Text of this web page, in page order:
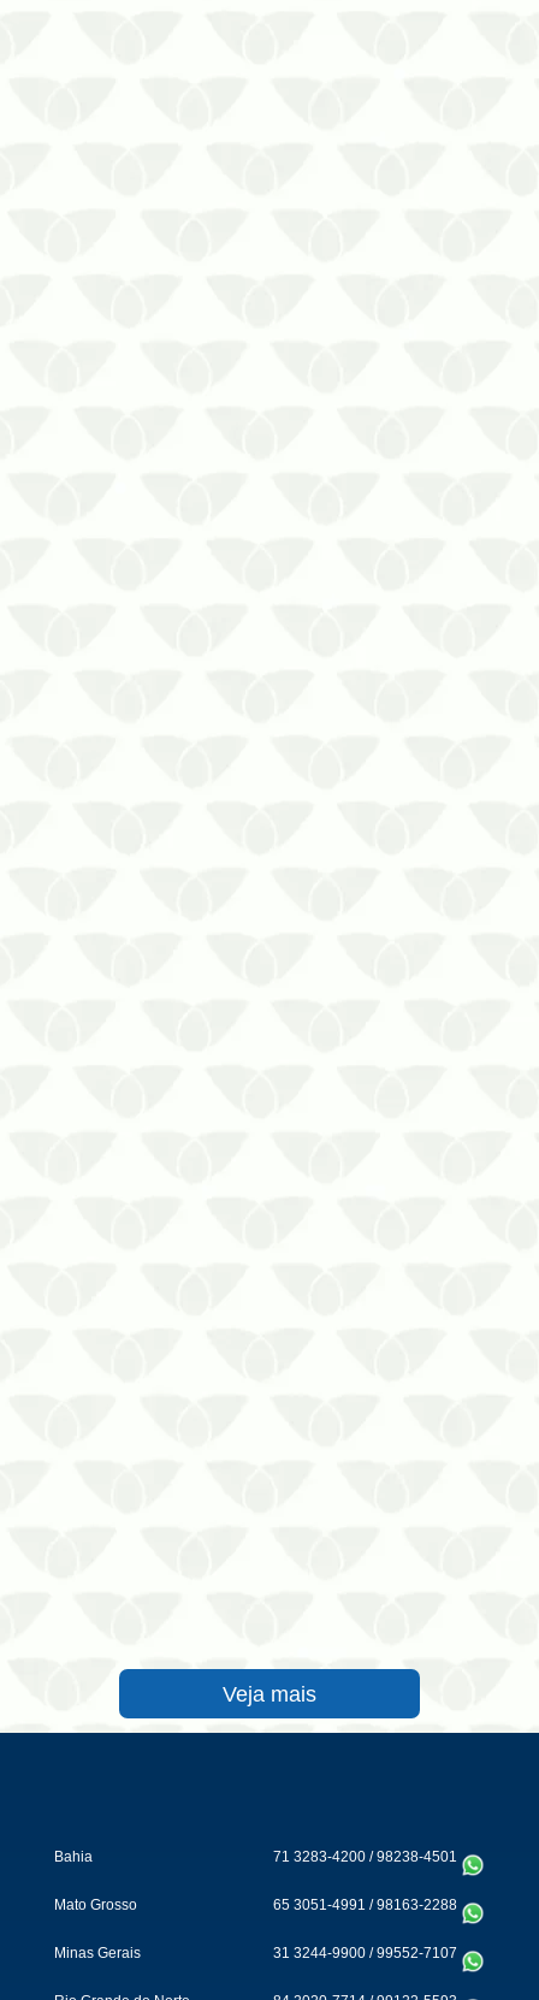
Veja mais
Bahia 71 3283-4200 /98238-4501
Mato Grosso 65 3051-4991 /98163-2288
Minas Gerais 31 3244-9900 /99552-7107